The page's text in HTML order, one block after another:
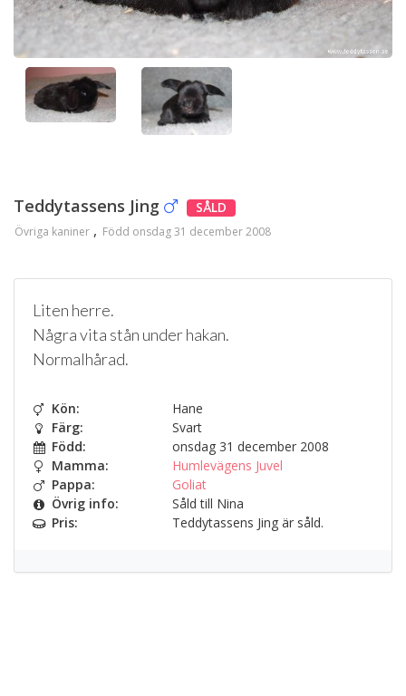
Teddytassens Jing SÅLD
Övriga kaniner Född onsdag 31 december 2008
Liten herre.
Några vita stån under hakan.
Normalhårad.
Kön:
Hane
Färg:
Svart
Född:
onsdag 31 december 2008
Mamma:
Humlevägens Juvel
Pappa:
Goliat
Övrig info:
Såld till Nina
Pris:
Teddytassens Jing är såld.